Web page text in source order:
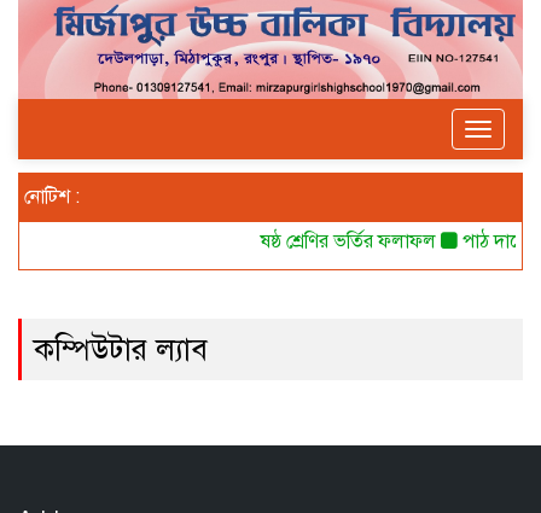
Toggle
নোটিশ :
ষষ্ঠ শ্রেণির ভর্তির ফলাফল
পাঠ
কম্পিউটার ল্যাব